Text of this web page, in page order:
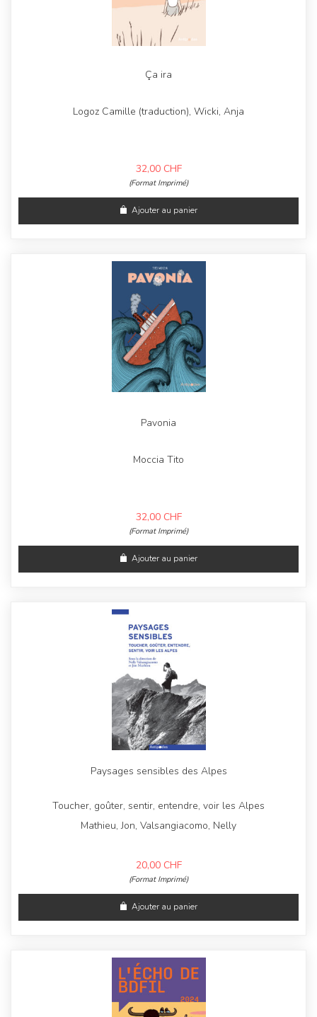
Ça ira
Logoz Camille (traduction), Wicki, Anja
32,00 CHF
(Format Imprimé)
Ajouter au panier
Pavonia
Moccia Tito
32,00 CHF
(Format Imprimé)
Ajouter au panier
Paysages sensibles des Alpes
Toucher, goûter, sentir, entendre, voir les Alpes
Mathieu, Jon, Valsangiacomo, Nelly
20,00 CHF
(Format Imprimé)
Ajouter au panier